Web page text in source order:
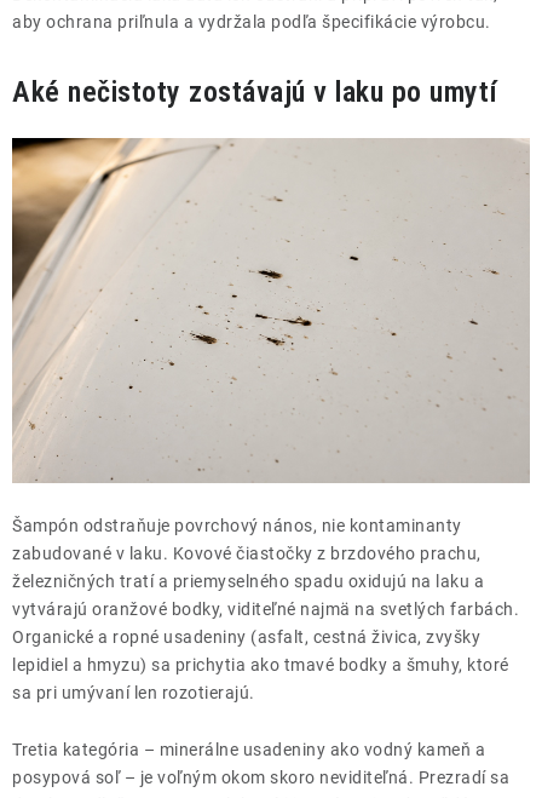
NOVINKY V SORTIMENTE
ČISTENIE A ÚDRŽBA LODÍ
ZNAČKY
info@kcshop.sk
+421 918 725 111
Obchodní zástupcovia
Sledovanie zásielky
aby ochrana priľnula a vydržala podľa špecifikácie výrobcu.
Aké nečistoty zostávajú v laku po umytí
Šampón odstraňuje povrchový nános, nie kontaminanty
zabudované v laku. Kovové čiastočky z brzdového prachu,
železničných tratí a priemyselného spadu oxidujú na laku a
vytvárajú oranžové bodky, viditeľné najmä na svetlých farbách.
Organické a ropné usadeniny (asfalt, cestná živica, zvyšky
lepidiel a hmyzu) sa prichytia ako tmavé bodky a šmuhy, ktoré
sa pri umývaní len rozotierajú.
Tretia kategória – minerálne usadeniny ako vodný kameň a
posypová soľ – je voľným okom skoro neviditeľná. Prezradí sa